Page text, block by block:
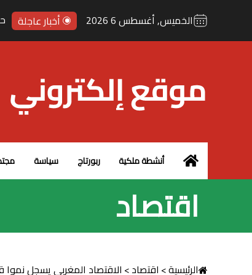
الخميس, أغسطس 6 2026 أخبار عاجلة
الرئيسية – MCG24أنشطة ملكية ربورتاج سياسة
اقتصاد
الرئيسية> اقتصاد> الاقتصاد المغربي يسجل نموا قياسيا بنسبة 5.5% خلال